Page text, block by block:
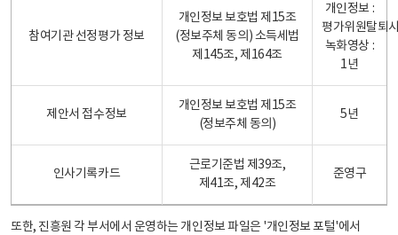
참여기관 선정평가 정보
개인정보 보호법 제15조
(정보주체 동의) 소득세법
제145조, 제164조
개인정보 :
평가위원탈퇴
녹화영상 :
1년
제안서 접수정보
개인정보 보호법 제15조
(정보주체 동의)
5년
인사기록카드
근로기준법 제39조,
제41조, 제42조
준영구
또한, 진흥원 각 부서에서 운영하는 개인정보 파일은 '개인정보 포털'에서